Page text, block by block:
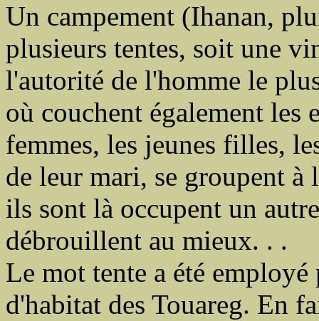
Un campement (Ihanan,
plusieurs tentes, soit une
l'autorité de l'homme le
où couchent également les
femmes, les jeunes filles,
de leur mari, se groupent à
ils sont là occupent un
débrouillent au mieux. . .
Le mot tente a été
d'habitat des Touareg. En